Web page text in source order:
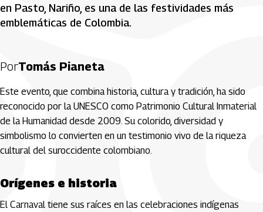
en Pasto, Nariño, es una de las festividades más
emblemáticas de Colombia.
PorTomás Pianeta
Este evento, que combina historia, cultura y tradición, ha sido
reconocido por la UNESCO como Patrimonio Cultural Inmaterial
de la Humanidad desde 2009. Su colorido, diversidad y
simbolismo lo convierten en un testimonio vivo de la riqueza
cultural del suroccidente colombiano.
Orígenes e historia
El Carnaval tiene sus raíces en las celebraciones indígenas